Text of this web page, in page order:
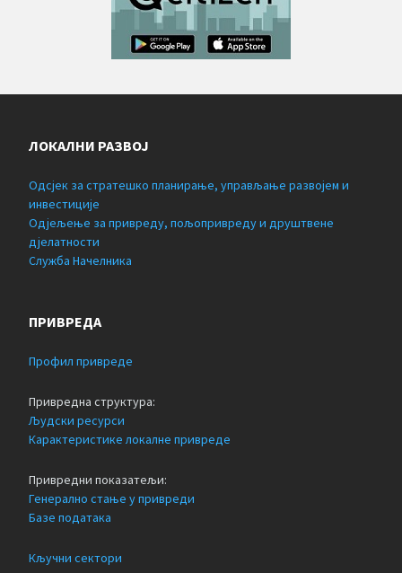
ЛОКАЛНИ РАЗВОЈ
Одсјек за стратешко планирање, управљање развојем и
инвестиције
Одјељење за привреду, пољопривреду и друштвене
дјелатности
Служба Начелника
ПРИВРЕДА
Профил привреде
Привредна структура:
Људски ресурси
Карактеристике локалне привреде
Привредни показатељи:
Генерално стање у привреди
Базе података
Кључни сектори